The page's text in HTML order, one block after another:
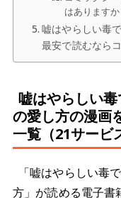
はありますか
嘘はやらしい毒
最安で読むなら
嘘はやらしい
の愛し方の漫画
一覧（21サービ
「嘘はやらしい毒
方」が読める電子書